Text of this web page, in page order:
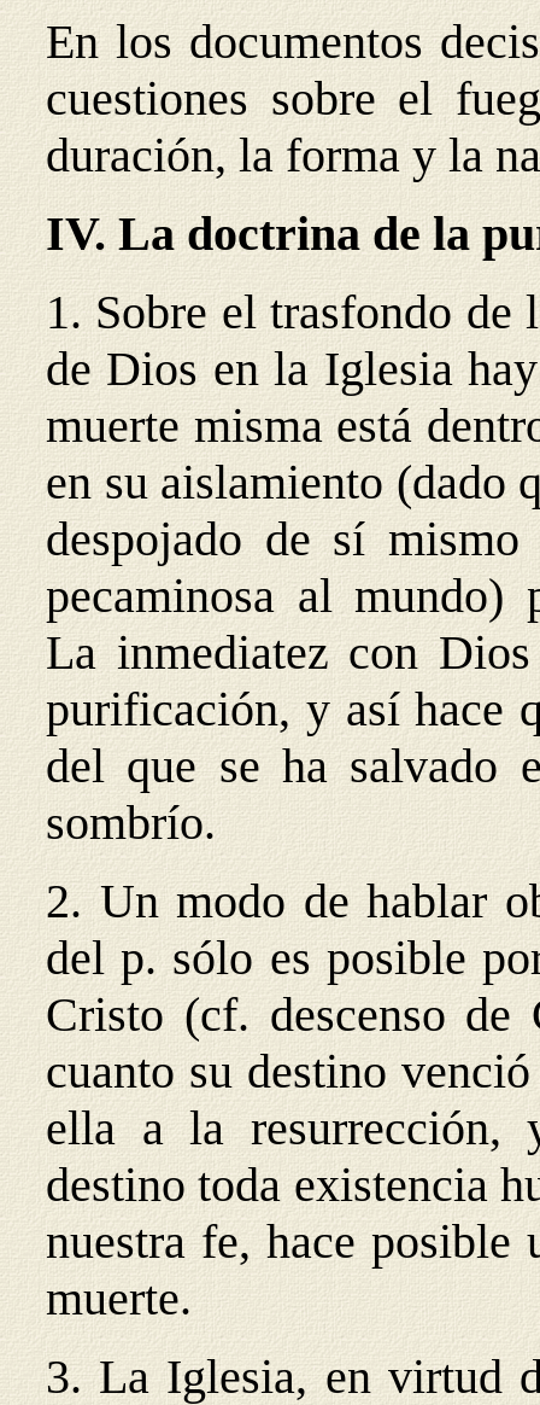
En los documentos
cuestiones sobre el
duración, la forma y la
IV. La doctrina de la
1. Sobre el trasfondo
de Dios en la Iglesia
muerte misma está
en su aislamiento (dado
despojado de sí
pecaminosa al mundo)
La inmediatez con
purificación, y así hace
del que se ha salvado
sombrío.
2. Un modo de hablar
del p. sólo es posible
Cristo (cf. descenso
cuanto su destino
ella a la
destino toda existencia
nuestra fe, hace posible
muerte.
3. La Iglesia, en virtud